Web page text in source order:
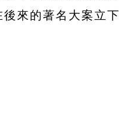
來的著名大案立下